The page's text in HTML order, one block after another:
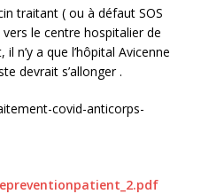
traitant ( ou à défaut SOS
le centre hospitalier de
n’y a que l’hôpital Avicenne
devrait s’allonger .
covid-anticorps-